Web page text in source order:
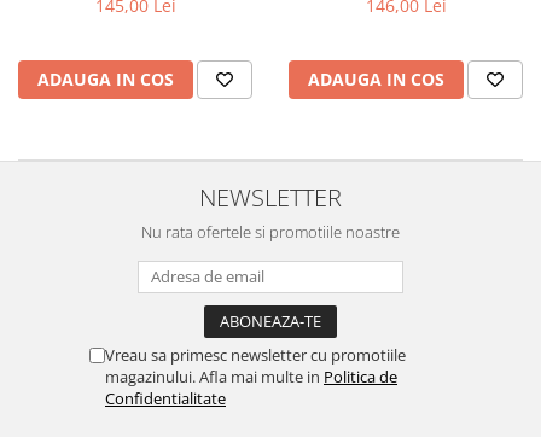
145,00 Lei
ADAUGA IN COS
146,00 Lei
ADAUGA IN COS
NEWSLETTER
Nu rata ofertele si promotiile noastre
Vreau sa primesc newsletter cu promotiile
magazinului. Afla mai multe in Politica de
Confidentialitate